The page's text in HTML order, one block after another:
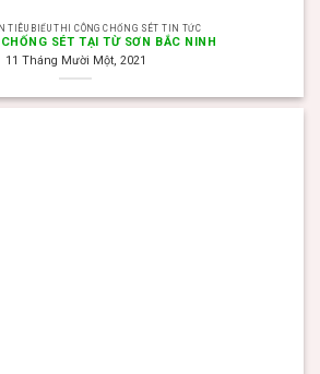
TIÊU BIỂU THI CÔNG CHỐNG SÉT TIN TỨC
SÉT TẠI TỪ SƠN BẮC NINH
11 Tháng Mười Một, 2021